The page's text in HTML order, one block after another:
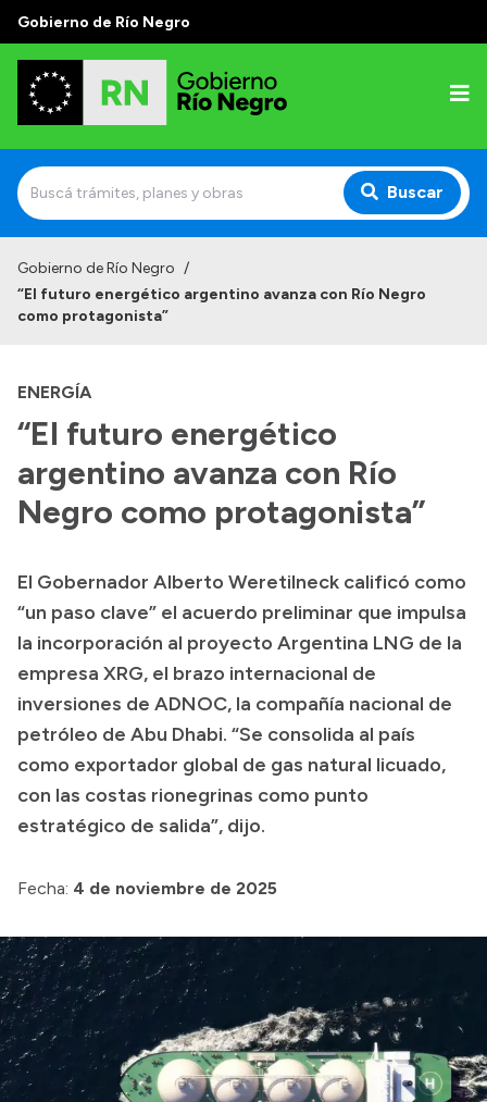
Gobierno de Río Negro
Buscar
Autoridades
Autoridades y Organismos
Discursos en la Legislatura
Casa de Gobierno
Acerca de Río Negro
Geografía
Invertí en Río Negro
Transparencia
Presupuesto
Boletín Oficial
Consulta de expedientes
Convocatorias
Intranet
Login
Gobierno de Río Negro /
“El futuro energético argentino avanza con Río Negro
como protagonista”
ENERGÍA
“El futuro energético
argentino avanza con Río
Negro como protagonista”
El Gobernador Alberto Weretilneck calificó como
“un paso clave” el acuerdo preliminar que impulsa
la incorporación al proyecto Argentina LNG de la
empresa XRG, el brazo internacional de
inversiones de ADNOC, la compañía nacional de
petróleo de Abu Dhabi. “Se consolida al país
como exportador global de gas natural licuado,
con las costas rionegrinas como punto
estratégico de salida”, dijo.
Fecha: 4 de noviembre de 2025